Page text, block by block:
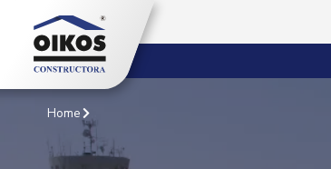
Home